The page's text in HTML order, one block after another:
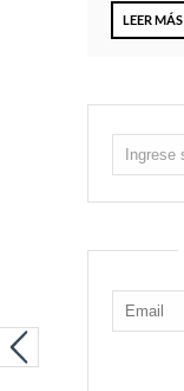
LEER MÁS